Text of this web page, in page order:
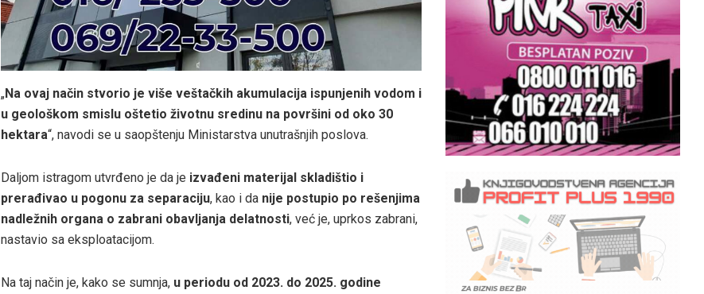
„Na ovaj način stvorio je više veštačkih akumulacija ispunjenih vodom i
u geološkom smislu oštetio životnu sredinu na površini od oko 30
hektara“, navodi se u saopštenju Ministarstva unutrašnjih poslova.
Daljom istragom utvrđeno je da je izvađeni materijal skladištio i
prerađivao u pogonu za separaciju, kao i da nije postupio po rešenjima
nadležnih organa o zabrani obavljanja delatnosti, već je, uprkos zabrani,
nastavio sa eksploatacijom.
Na taj način je, kako se sumnja, u periodu od 2023. do 2025. godine